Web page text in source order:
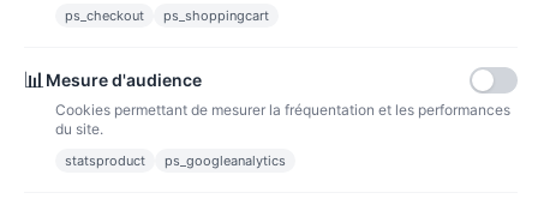
ps_checkout ps_shoppingcart
📊 Mesure d'audience
Cookies permettant de mesurer la fréquentation et les performances
du site.
statsproduct ps_googleanalytics